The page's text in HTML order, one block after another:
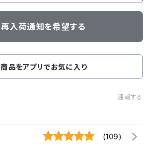
再入荷通知を希望する
商品をアプリでお気に入り
通報する
(109)